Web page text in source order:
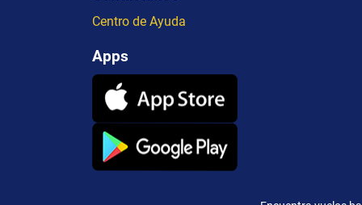
Centro de Ayuda
Apps